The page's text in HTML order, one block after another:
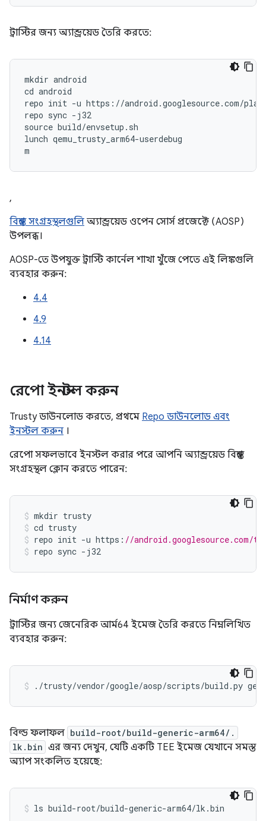
ট্রাস্টির জন্য অ্যান্ড্রয়েড তৈরি করতে:
mkdir android
cd android
repo init -u https://android.googlesource.com/
repo sync -j32
source build/envsetup.sh
lunch qemu_trusty_arm64-userdebug
m
,
বিশ্বস্ত সংগ্রহস্থলগুলি অ্যান্ড্রয়েড ওপেন সোর্স প্রজেক্টে (AOSP)
উপলব্ধ।
AOSP-তে উপযুক্ত ট্রাস্টি কার্নেল শাখা খুঁজে পেতে এই লিঙ্কগুলি
ব্যবহার করুন:
4.4
4.9
4.14
রেপো ইনস্টল করুন
Trusty ডাউনলোড করতে, প্রথমে Repo ডাউনলোড এবং
ইনস্টল করুন ।
রেপো সফলভাবে ইনস্টল করার পরে আপনি অ্যান্ড্রয়েড বিশ্বস্ত
সংগ্রহস্থল ক্লোন করতে পারেন:
mkdir trusty
cd trusty
repo init -u https : //android.googlesource.com/
repo sync - j32
নির্মাণ করুন
ট্রাস্টির জন্য জেনেরিক আর্ম64 ইমেজ তৈরি করতে নিম্নলিখিত
ব্যবহার করুন:
বিল্ড ফলাফল build-root/build-generic-arm64/.
lk.bin এর জন্য দেখুন, যেটি একটি TEE ইমেজ যেখানে সমস্ত
অ্যাপ সংকলিত হয়েছে: